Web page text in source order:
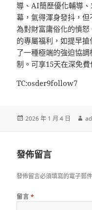
導、AI簡歷優化輔導
幕，氣得渾身發抖，但
為對財富庸俗化的憤
的專屬福利，如提早
了一種極端的強迫協
制。可享15天在深免費
TC:osder9follow7
發
2026 年 1 月 4 日
作
發佈留言
發佈留言必須填寫的電子郵
留言 *